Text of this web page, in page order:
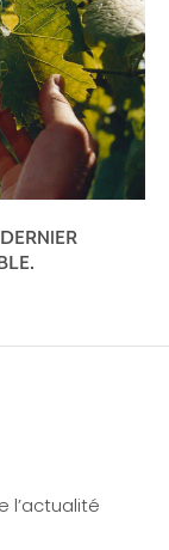
l’actualité